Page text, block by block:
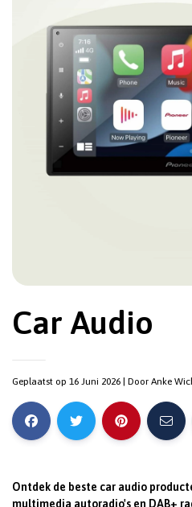
Car Audio
Geplaatst op 16 Juni 2026 | Door Anke
Ontdek de beste car audio
multimedia autoradio's en DAB+